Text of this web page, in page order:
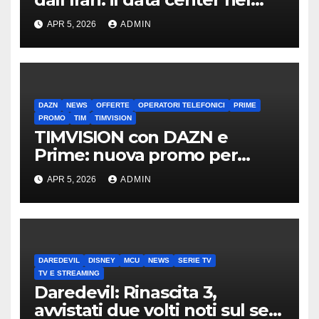
mirino
APR 5, 2026 ADMIN
DAZN NEWS OFFERTE OPERATORI TELEFONICI
PRIME
PROMO
TIM TIMVISION
TIMVISION con DAZN e
Prime: nuova promo per
clienti TIM
APR 5, 2026 ADMIN
DAREDEVIL DISNEY MCU NEWS
SERIE TV
TV E STREAMING
Daredevil: Rinascita 3,
avvistati due volti noti sul set